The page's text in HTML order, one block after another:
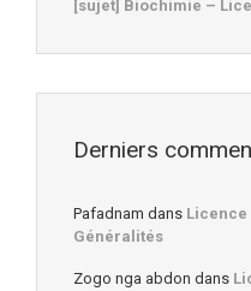
[sujet] Biochimie –
Derniers
Pafadnam dans Licence
Généralités
Zogo nga abdon dans